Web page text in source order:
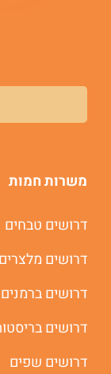
משרות חמות
דרושים טבחים
דרושים מלצרים
דרושים ברמנים
דרושים
דרושים שפים